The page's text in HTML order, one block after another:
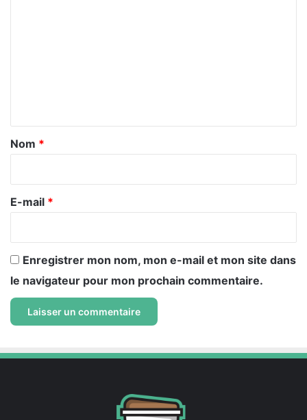
a
r
e
Nom *
E-mail *
Enregistrer mon nom, mon e-mail et mon site dans
le navigateur pour mon prochain commentaire.